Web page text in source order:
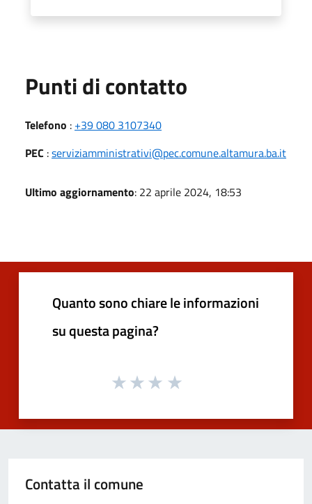
Punti di contatto
Telefono : +39 080 3107340
PEC :serviziamministrativi@pec.comune.altamura.ba.it
Ultimo aggiornamento: 22 aprile 2024, 18:53
Quanto sono chiare le informazioni
su questa pagina?
Contatta il comune